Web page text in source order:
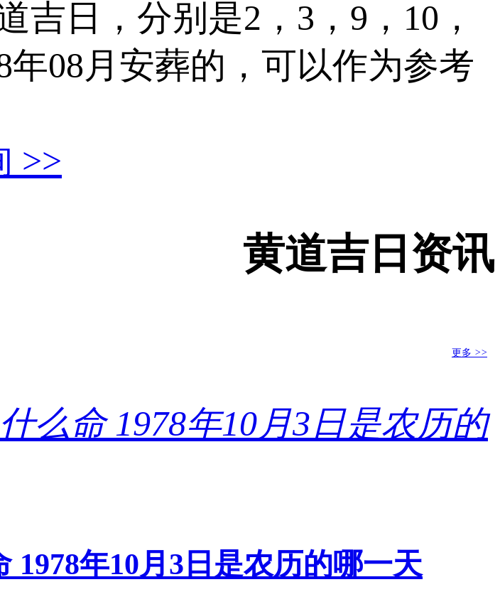
吉日，分别是2，3，9，10，
年08月安葬的，可以作为参考
>>
黄道吉日资讯
更多 >>
1978年10月3日是农历的哪一天